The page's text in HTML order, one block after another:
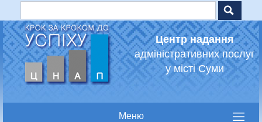
Центр надання
адміністративних послуг
у місті Суми
Пошукова форма